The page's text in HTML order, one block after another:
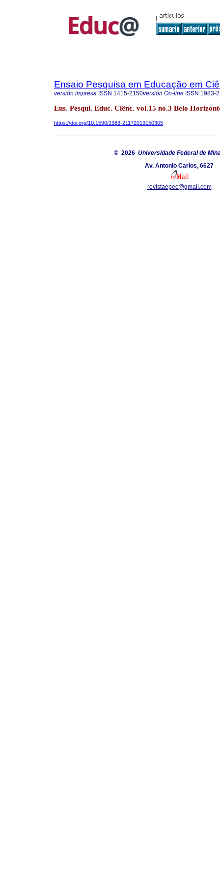
Ensaio Pesquisa em Educação em
versión impresa ISSN 1415-2150versión On-line ISSN 1983-
Ens. Pesqui. Educ. Ciênc. vol.15 no.3 Belo
https://doi.org/10.1590/1983-21172013150305
© 2026 Universidade Federal de
Av. Antonio Carlos, 6627
revistaepec@gmail.com